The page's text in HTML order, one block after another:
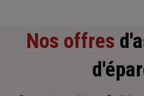
Nos offres